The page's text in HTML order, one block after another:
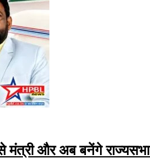
और अब बनेंगे राज्यसभा